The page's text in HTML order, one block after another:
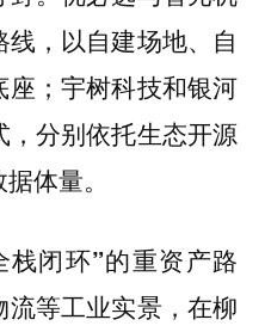
， 以自建场地、自
；宇树科技和银河
分别依托生态开源
体量。
闭环”的重资产路
流等工业实景 ，在柳